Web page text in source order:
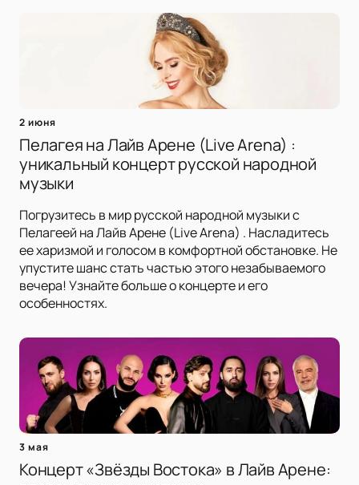
2 июня
Пелагея на Лайв Арене (Live Arena) :
уникальный концерт русской народной
музыки
Погрузитесь в мир русской народной музыки с
Пелагеей на Лайв Арене (Live Arena) . Насладитесь
ее харизмой и голосом в комфортной обстановке. Не
упустите шанс стать частью этого незабываемого
вечера! Узнайте больше о концерте и его
особенностях.
3 мая
Концерт «Звёзды Востока» в Лайв Арене: